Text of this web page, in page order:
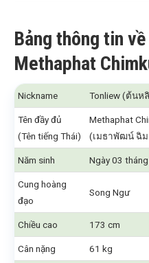
Bảng thông tin
Methaphat
Nickname Tonliew (ต้นห
Tên đầy đủ
(Tên tiếng Thái)
Methaphat
(เมธาพัฒน์ ฉิ
Năm sinh Ngày 03
Cung hoàng
đạo
Song Ngư
Chiều cao 173 cm
Cân nặng 61 kg